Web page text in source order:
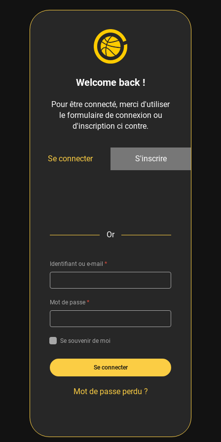
Welcome back !
Pour être connecté, merci d'utiliser
le formulaire de connexion ou
d'inscription ci contre.
Se connecter S'inscrire
Or
Identifiant ou e-mail *
Mot de passe *
Se souvenir de moi
Se connecter
Mot de passe perdu ?